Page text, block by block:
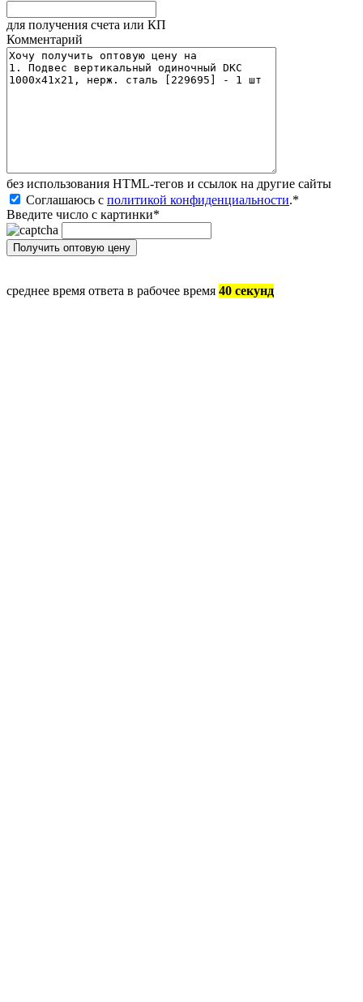
для получения счета или КП
Комментарий
без иcпользования HTML-тегов и ссылок на другие сайты
Соглашаюсь с политикой конфиденциальности.*
Введите число с картинки*
среднее время ответа в рабочее время 40 секунд